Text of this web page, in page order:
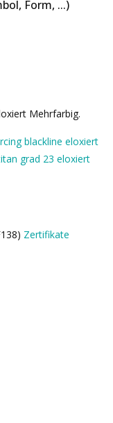
Form, ...)
Mehrfarbig.
blackline eloxiert
grad 23 eloxiert
Zertifikate